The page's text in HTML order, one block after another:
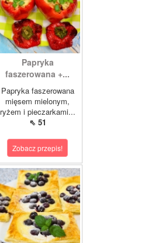
Papryka
faszerowana +...
Papryka faszerowana
mięsem mielonym,
ryżem i pieczarkami...
⇖ 51
Zobacz przepis!